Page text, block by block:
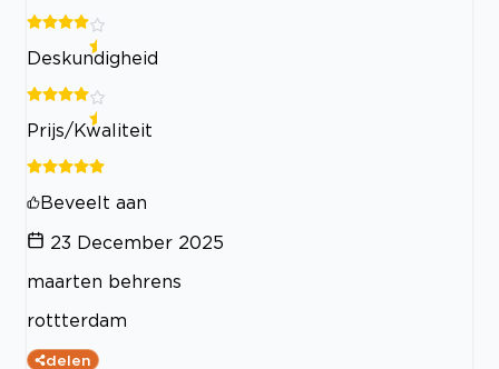
Deskundigheid
Prijs/Kwaliteit
Beveelt aan
23 December 2025
maarten behrens
rottterdam
delen